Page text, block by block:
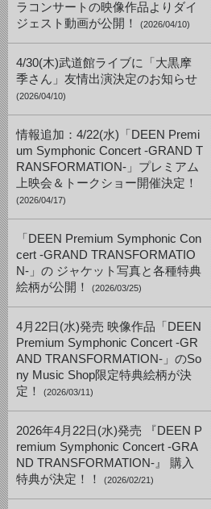
ラコンサートの映像作品よりダイ
ジェスト動画が公開！
(2026/04/10)
4/30(木)武道館ライブに「大黒摩
季さん」友情出演決定のお知らせ
(2026/04/10)
情報追加：4/22(水)「DEEN Premi
um Symphonic Concert -GRAND T
RANSFORMATION-」プレミアム
上映会＆トークショー開催決定！
(2026/04/17)
「DEEN Premium Symphonic Con
cert -GRAND TRANSFORMATIO
N-」の ジャケット写真と各種特典
絵柄が公開！
(2026/03/25)
4月22日(水)発売 映像作品「DEEN
Premium Symphonic Concert -GR
AND TRANSFORMATION-」のSo
ny Music Shop限定特典絵柄が決
定！
(2026/03/11)
2026年4月22日(水)発売 『DEEN P
remium Symphonic Concert -GRA
ND TRANSFORMATION-』 購入
特典が決定！！
(2026/02/21)